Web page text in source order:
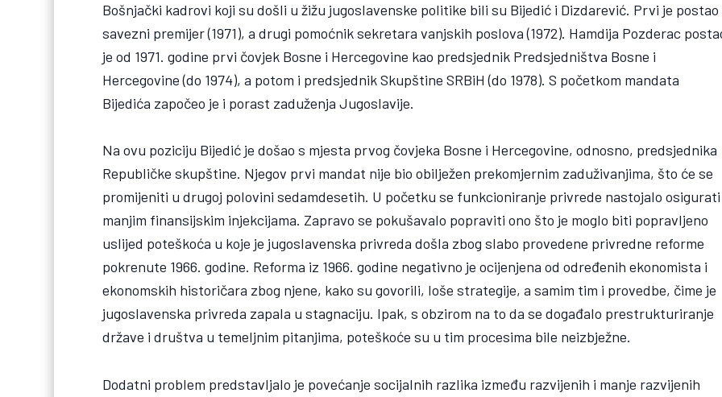
Bošnjački kadrovi koji su došli u žižu jugoslavenske politike bili su Bijedić i Dizdarević. Prvi je postao
savezni premijer (1971), a drugi pomoćnik sekretara vanjskih poslova (1972). Hamdija Pozderac
je od 1971. godine prvi čovjek Bosne i Hercegovine kao predsjednik Predsjedništva Bosne i
Hercegovine (do 1974), a potom i predsjednik Skupštine SRBiH (do 1978). S početkom mandata
Bijedića započeo je i porast zaduženja Jugoslavije.
Na ovu poziciju Bijedić je došao s mjesta prvog čovjeka Bosne i Hercegovine, odnosno, predsjednika
Republičke skupštine. Njegov prvi mandat nije bio obilježen prekomjernim zaduživanjima, što će se
promijeniti u drugoj polovini sedamdesetih. U početku se funkcioniranje privrede nastojalo osigurati
manjim finansijskim injekcijama. Zapravo se pokušavalo popraviti ono što je moglo biti popravljeno
uslijed poteškoća u koje je jugoslavenska privreda došla zbog slabo provedene privredne reforme
pokrenute 1966. godine. Reforma iz 1966. godine negativno je ocijenjena od određenih ekonomista i
ekonomskih historičara zbog njene, kako su govorili, loše strategije, a samim tim i provedbe, čime je
jugoslavenska privreda zapala u stagnaciju. Ipak, s obzirom na to da se događalo prestrukturiranje
države i društva u temeljnim pitanjima, poteškoće su u tim procesima bile neizbježne.
Dodatni problem predstavljalo je povećanje socijalnih razlika između razvijenih i manje razvijenih